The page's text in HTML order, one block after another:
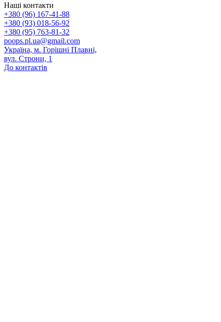
Наші контакти
+380 (96) 167-41-88
+380 (93) 018-56-92
+380 (95) 763-81-32
poops.pl.ua@gmail.com
Україна, м. Горішні Плавні,
вул. Строни, 1
До контактів